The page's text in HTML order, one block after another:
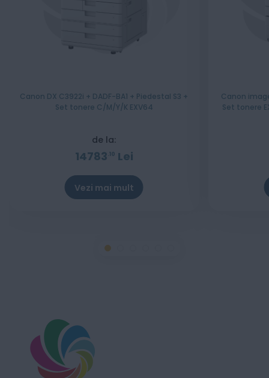
Canon DX C3922i + DADF-BA1 + Piedestal S3 +
Set tonere C/M/Y/K EXV64
de la:
14783 10 Lei
Vezi mai mult
Stoc epuizat
Canon
Set tonere